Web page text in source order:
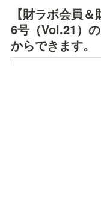
【財ラボ会員
6号（Vol.21）
からできます。